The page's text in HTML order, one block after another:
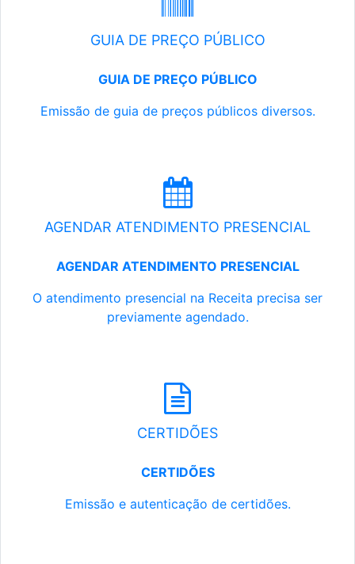
GUIA DE PREÇO PÚBLICO
GUIA DE PREÇO PÚBLICO
Emissão de guia de preços públicos diversos.
AGENDAR ATENDIMENTO PRESENCIAL
AGENDAR ATENDIMENTO PRESENCIAL
O atendimento presencial na Receita precisa ser
previamente agendado.
CERTIDÕES
CERTIDÕES
Emissão e autenticação de certidões.